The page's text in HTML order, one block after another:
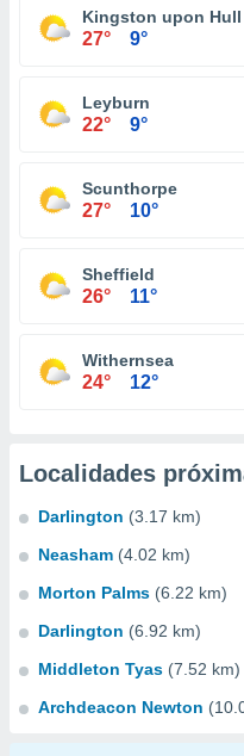
Kingston upon Hull
27° 9°
Leyburn
22° 9°
Scunthorpe
27° 10°
Sheffield
26° 11°
Withernsea
24° 12°
Localidades
Darlington (3.17 km)
Neasham (4.02 km)
Morton Palms (6.22 km)
Darlington (6.92 km)
Middleton Tyas (7.52 km)
Archdeacon Newton